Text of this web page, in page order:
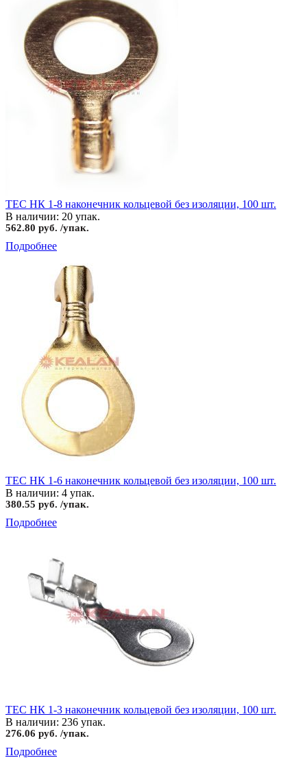
TEC НК 1-8 наконечник кольцевой без изоляции, 100 шт.
В наличии: 20 упак.
562.80 руб. /упак.
Подробнее
TEC НК 1-6 наконечник кольцевой без изоляции, 100 шт.
В наличии: 4 упак.
380.55 руб. /упак.
Подробнее
TEC НК 1-3 наконечник кольцевой без изоляции, 100 шт.
В наличии: 236 упак.
276.06 руб. /упак.
Подробнее